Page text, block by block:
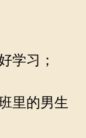
学习；
里的男生